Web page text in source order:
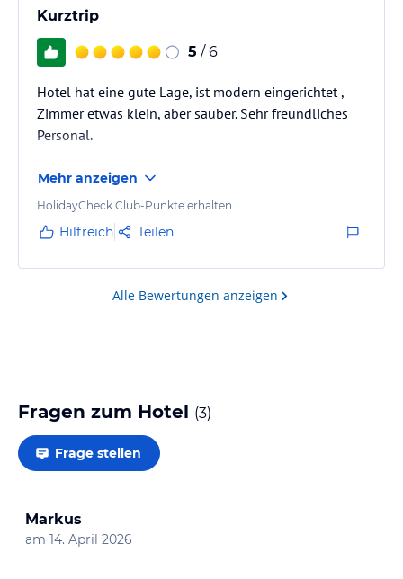
Kurztrip
5 / 6
Hotel hat eine gute Lage, ist modern eingerichtet ,
Zimmer etwas klein, aber sauber. Sehr freundliches
Personal.
Mehr anzeigen
HolidayCheck Club-Punkte erhalten
Hilfreich Teilen
Alle Bewertungen anzeigen
Fragen zum Hotel (3)
Frage stellen
Markus
am 14. April 2026